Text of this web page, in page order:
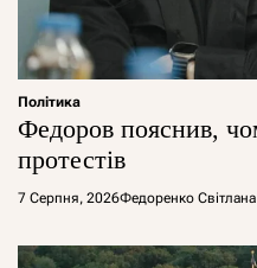
Політика
Федоров пояснив,
протестів
7 Серпня, 2026Федоренко Світлана